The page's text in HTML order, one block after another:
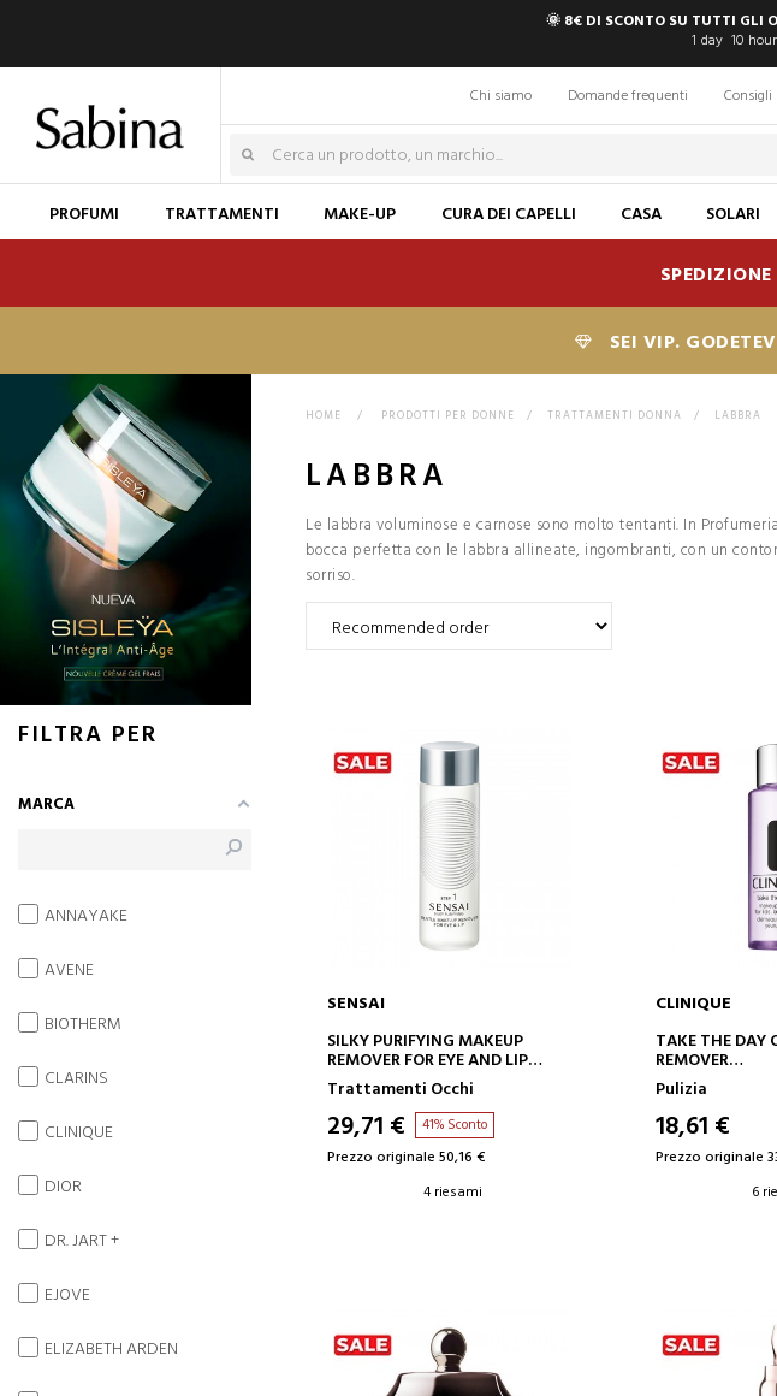
🌞 8€ DI SCONTO SU TUTTI GLI
1 day 10
Chi siamo Domande frequenti
PROFUMI TRATTAMENTI MAKE-UP CURA DEI CAPELLI CASA SOLARI
SEI VIP.
HOME > PRODOTTI PER DONNE > TRATTAMENTI DONNA > LABBRA
LABBRA
Le labbra voluminose e carnose sono molto tentanti. In
bocca perfetta con le labbra allineate, ingombranti, con un
sorriso.
AGGIUNGI AL CARRELLO
SENSAI
SILKY PURIFYING MAKEUP
REMOVER FOR EYE AND LIP
STRUCCANTE PER OCCHI E
LABBRA
Trattamenti Occhi
29,71 € 41% Sconto
Prezzo originale 50,16 €
4 riesami
AGGIUNGI
CLINIQUE
TAKE THE DAY
REMOVER
STRUCCANTE
Pulizia
18,61 €
Prezzo originale
6
FILTRA PER
MARCA
ANNAYAKE
AVENE
BIOTHERM
CLARINS
CLINIQUE
DIOR
DR. JART +
EJOVE
ELIZABETH ARDEN